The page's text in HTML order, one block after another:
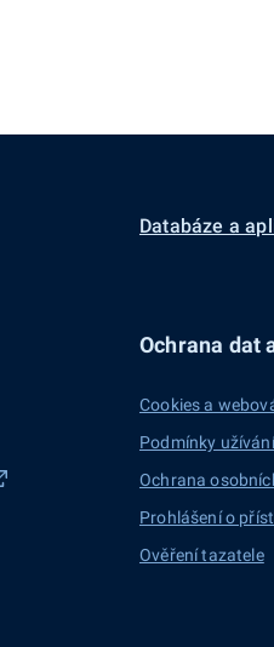
Databáze a
Ochrana dat
Cookies a
Podmínky
Ochrana
Prohlášení o
Ověření tazatele